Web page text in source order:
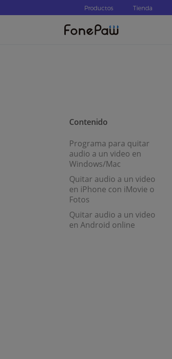
Productos Tienda
Contenido
Programa para quitar
audio a un video en
Windows/Mac
Quitar audio a un video
en iPhone con iMovie o
Fotos
Quitar audio a un video
en Android online